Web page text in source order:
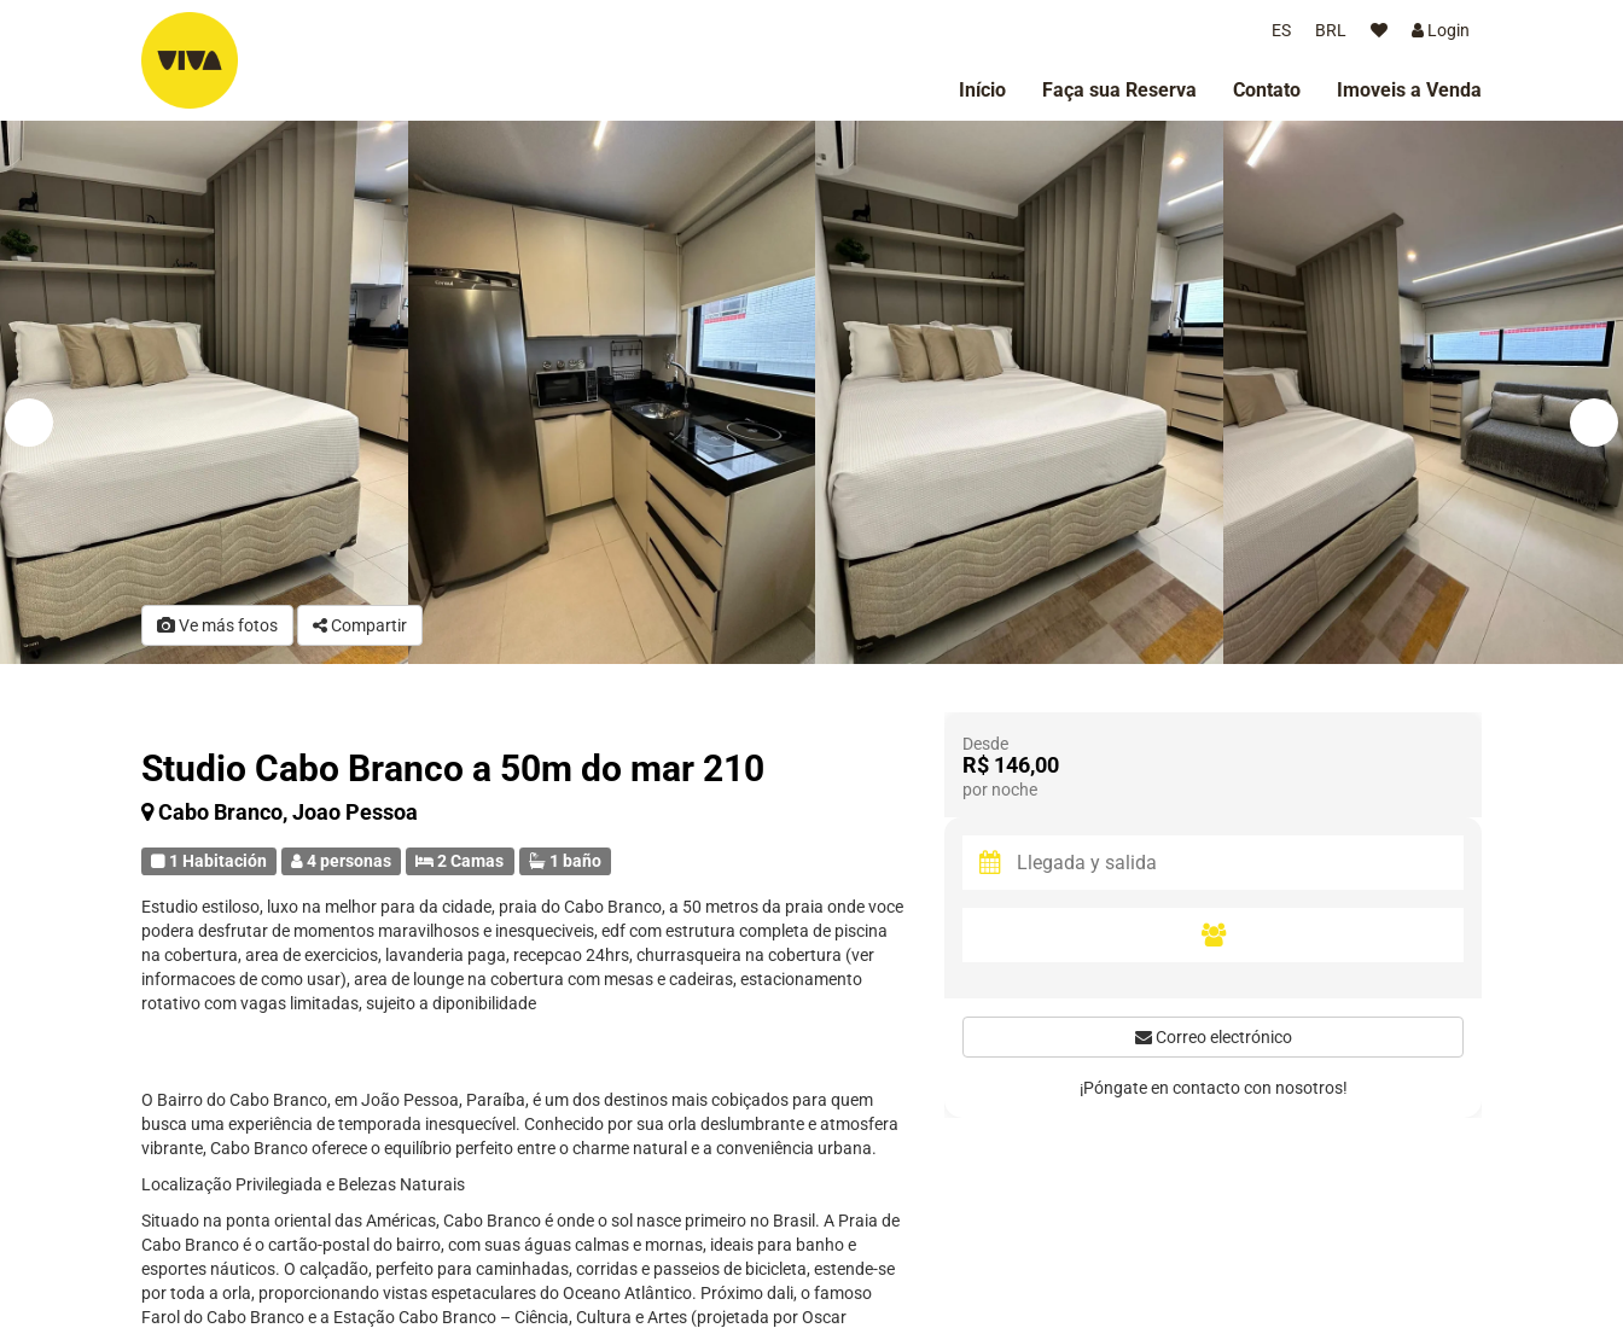
ES BRL Login
Início Faça sua Reserva Contato Imoveis a Venda
Ve más fotos Compartir
Studio Cabo Branco a 50m do mar 210
Cabo Branco, Joao Pessoa
1 Habitación 4 personas 2 Camas 1 baño
Estudio estiloso, luxo na melhor para da cidade, praia do Cabo Branco, a 50 metros da praia onde voce
podera desfrutar de momentos maravilhosos e inesqueciveis, edf com estrutura completa de piscina
na cobertura, area de exercicios, lavanderia paga, recepcao 24hrs, churrasqueira na cobertura (ver
informacoes de como usar), area de lounge na cobertura com mesas e cadeiras, estacionamento
rotativo com vagas limitadas, sujeito a diponibilidade
O Bairro do Cabo Branco, em João Pessoa, Paraíba, é um dos destinos mais cobiçados para quem
busca uma experiência de temporada inesquecível. Conhecido por sua orla deslumbrante e atmosfera
vibrante, Cabo Branco oferece o equilíbrio perfeito entre o charme natural e a conveniência urbana.
Localização Privilegiada e Belezas Naturais
Situado na ponta oriental das Américas, Cabo Branco é onde o sol nasce primeiro no Brasil. A Praia de
Cabo Branco é o cartão-postal do bairro, com suas águas calmas e mornas, ideais para banho e
esportes náuticos. O calçadão, perfeito para caminhadas, corridas e passeios de bicicleta, estende-se
por toda a orla, proporcionando vistas espetaculares do Oceano Atlântico. Próximo dali, o famoso
Farol do Cabo Branco e a Estação Cabo Branco – Ciência, Cultura e Artes (projetada por Oscar
Desde
R$ 146,00
por noche
Correo electrónico
¡Póngate en contacto con nosotros!